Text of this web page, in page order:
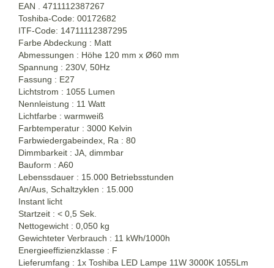
EAN . 4711112387267
Toshiba-Code: 00172682
ITF-Code: 14711112387295
Farbe Abdeckung : Matt
Abmessungen : Höhe 120 mm x Ø60 mm
Spannung : 230V, 50Hz
Fassung : E27
Lichtstrom : 1055 Lumen
Nennleistung : 11 Watt
Lichtfarbe : warmweiß
Farbtemperatur : 3000 Kelvin
Farbwiedergabeindex, Ra : 80
Dimmbarkeit : JA, dimmbar
Bauform : A60
Lebenssdauer : 15.000 Betriebsstunden
An/Aus, Schaltzyklen : 15.000
Instant licht
Startzeit : < 0,5 Sek.
Nettogewicht : 0,050 kg
Gewichteter Verbrauch : 11 kWh/1000h
Energieeffizienzklasse : F
Lieferumfang : 1x Toshiba LED Lampe 11W 3000K 1055Lm